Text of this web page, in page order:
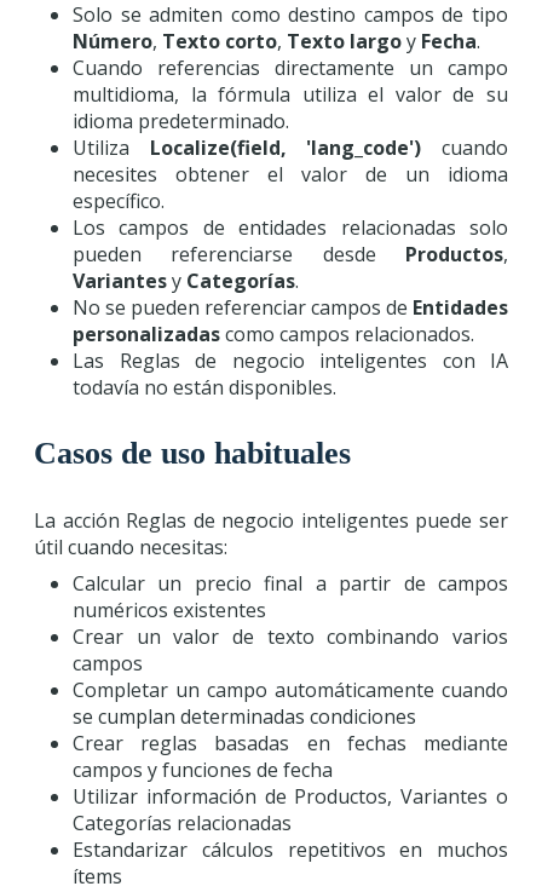
Solo se admiten como destino campos de tipo
Número, Texto corto, Texto largoy Fecha.
Cuando referencias directamente un campo
multidioma, la fórmula utiliza el valor de su
idioma predeterminado.
Utiliza Localize(field, 'lang_code') cuando
necesites obtener el valor de un idioma
específico.
Los campos de entidades relacionadas solo
pueden referenciarse desde Productos,
Variantesy Categorías.
No se pueden referenciar campos de Entidades
personalizadascomo campos relacionados.
Las Reglas de negocio inteligentes con IA
todavía no están disponibles.
Casos de uso habituales
La acción Reglas de negocio inteligentes puede ser
útil cuando necesitas:
Calcular un precio final a partir de campos
numéricos existentes
Crear un valor de texto combinando varios
campos
Completar un campo automáticamente cuando
se cumplan determinadas condiciones
Crear reglas basadas en fechas mediante
campos y funciones de fecha
Utilizar información de Productos, Variantes o
Categorías relacionadas
Estandarizar cálculos repetitivos en muchos
ítems